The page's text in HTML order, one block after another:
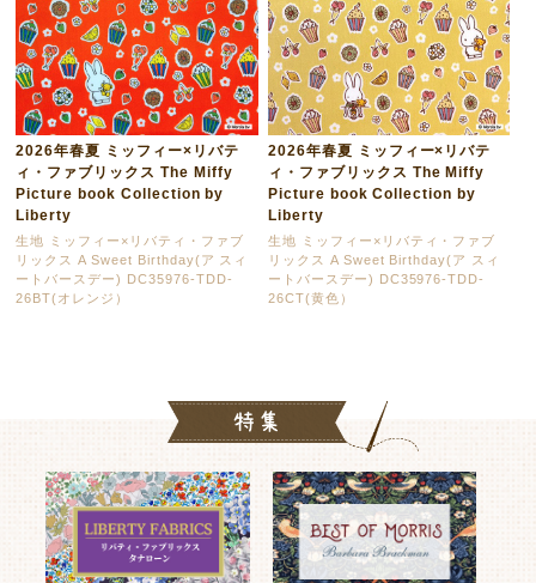
2026年春夏 ミッフィー×リバテ
ィ・ファブリックス The Miffy
Picture book Collection by
Liberty
生地 ミッフィー×リバティ・ファブ
リックス A Sweet Birthday(ア スィ
ートバースデー) DC35976-TDD-
26BT(オレンジ）
2026年春夏 ミッフィー×リバテ
ィ・ファブリックス The Miffy
Picture book Collection by
Liberty
生地 ミッフィー×リバティ・ファブ
リックス A Sweet Birthday(ア スィ
ートバースデー) DC35976-TDD-
26CT(黄色）